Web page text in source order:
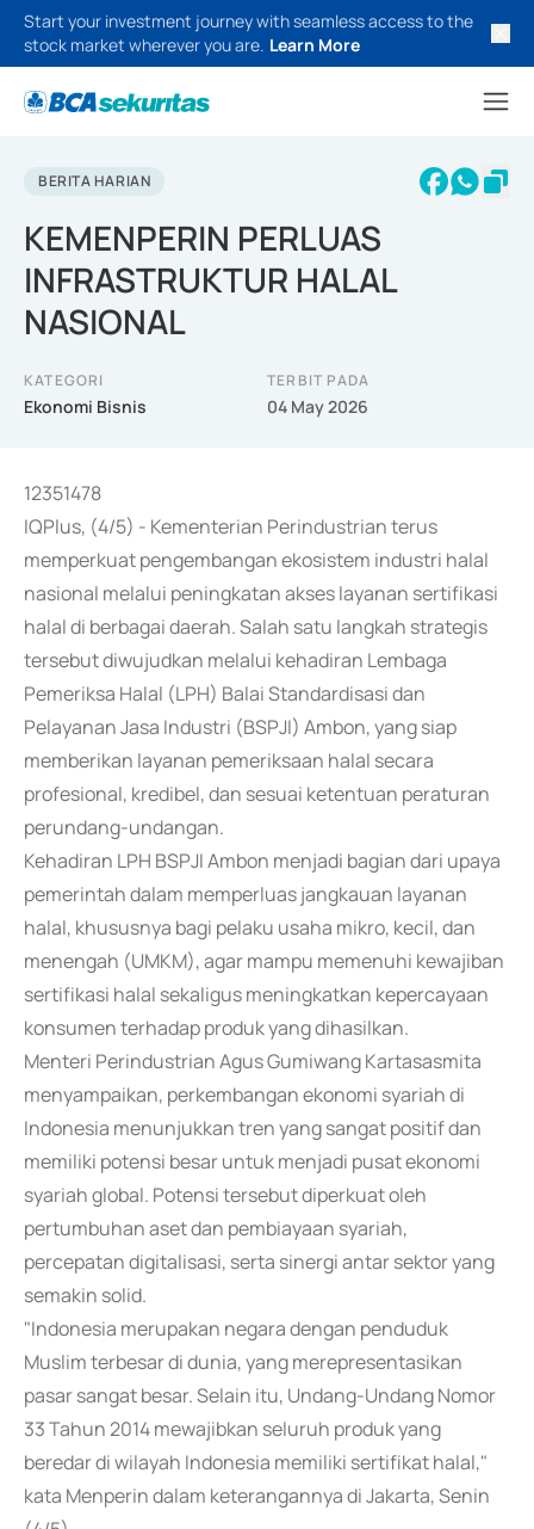
Start your investment journey with seamless access to the
stock market wherever you are. Learn More
BERITA HARIAN
KEMENPERIN PERLUAS
INFRASTRUKTUR HALAL
NASIONAL
KATEGORI
Ekonomi Bisnis
TERBIT PADA
04 May 2026
12351478
IQPlus, (4/5) - Kementerian Perindustrian terus
memperkuat pengembangan ekosistem industri halal
nasional melalui peningkatan akses layanan sertifikasi
halal di berbagai daerah. Salah satu langkah strategis
tersebut diwujudkan melalui kehadiran Lembaga
Pemeriksa Halal (LPH) Balai Standardisasi dan
Pelayanan Jasa Industri (BSPJI) Ambon, yang siap
memberikan layanan pemeriksaan halal secara
profesional, kredibel, dan sesuai ketentuan peraturan
perundang-undangan.
Kehadiran LPH BSPJI Ambon menjadi bagian dari upaya
pemerintah dalam memperluas jangkauan layanan
halal, khususnya bagi pelaku usaha mikro, kecil, dan
menengah (UMKM), agar mampu memenuhi kewajiban
sertifikasi halal sekaligus meningkatkan kepercayaan
konsumen terhadap produk yang dihasilkan.
Menteri Perindustrian Agus Gumiwang Kartasasmita
menyampaikan, perkembangan ekonomi syariah di
Indonesia menunjukkan tren yang sangat positif dan
memiliki potensi besar untuk menjadi pusat ekonomi
syariah global. Potensi tersebut diperkuat oleh
pertumbuhan aset dan pembiayaan syariah,
percepatan digitalisasi, serta sinergi antar sektor yang
semakin solid.
"Indonesia merupakan negara dengan penduduk
Muslim terbesar di dunia, yang merepresentasikan
pasar sangat besar. Selain itu, Undang-Undang Nomor
33 Tahun 2014 mewajibkan seluruh produk yang
beredar di wilayah Indonesia memiliki sertifikat halal,"
kata Menperin dalam keterangannya di Jakarta, Senin